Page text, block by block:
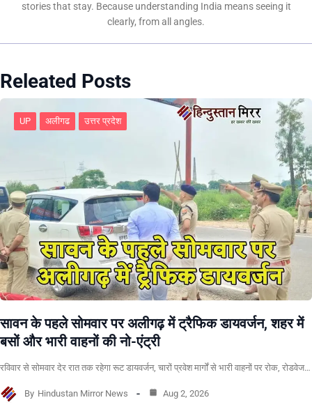
stories that stay. Because understanding India means seeing it
clearly, from all angles.
Releated Posts
UP अलीगढ उत्तर प्रदेश
सावन के पहले सोमवार पर अलीगढ़ में ट्रैफिक डायवर्जन, शहर में
बसों और भारी वाहनों की नो-एंट्री
रविवार से सोमवार देर रात तक रहेगा रूट डायवर्जन, चारों प्रवेश मार्गों से भारी वाहनों पर रोक, रोडवेज…
By Hindustan Mirror News Aug 2, 2026